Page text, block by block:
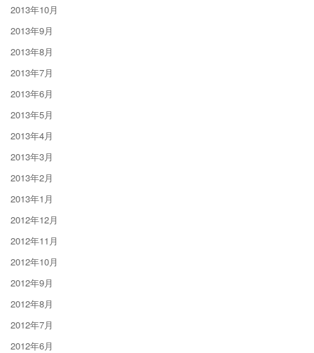
2013年10月
2013年9月
2013年8月
2013年7月
2013年6月
2013年5月
2013年4月
2013年3月
2013年2月
2013年1月
2012年12月
2012年11月
2012年10月
2012年9月
2012年8月
2012年7月
2012年6月